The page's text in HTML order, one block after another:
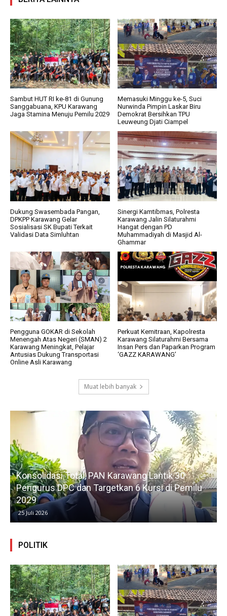
Sambut HUT RI ke-81 di Gunung
Sanggabuana, KPU Karawang
Jaga Stamina Menuju Pemilu 2029
Memasuki Minggu ke-5, Suci
Nurwinda Pimpin Laskar Biru
Demokrat Bersihkan TPU
Leuweung Djati Ciampel
Dukung Swasembada Pangan,
DPKPP Karawang Gelar
Sosialisasi SK Bupati Terkait
Validasi Data Simluhtan
Sinergi Kamtibmas, Polresta
Karawang Jalin Silaturahmi
Hangat dengan PD
Muhammadiyah di Masjid Al-
Ghammar
Pengguna GOKAR di Sekolah
Menengah Atas Negeri (SMAN) 2
Karawang Meningkat, Pelajar
Antusias Dukung Transportasi
Online Asli Karawang
Perkuat Kemitraan, Kapolresta
Karawang Silaturahmi Bersama
Insan Pers dan Paparkan Program
‘GAZZ KARAWANG’
Muat lebih banyak
Konsolidasi Total, PAN Karawang Lantik 30
Pengurus DPC dan Targetkan 6 Kursi di Pemilu
2029
25 Juli 2026
POLITIK